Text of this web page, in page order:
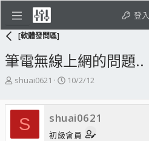
登入
[軟體發問區]
筆電無線上網的問題..
主
發
人
shuai0621
開
日
期
10/2/12
S shuai0621
初級會員